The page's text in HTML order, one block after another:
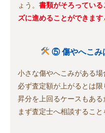
ょう。 書類がそろってい
ズに進めることができます
⑤ 傷やへこみ
小さな傷やへこみがある
必ず査定額が上がるとは
昇分を上回るケースもある
まず査定士へ相談するこ